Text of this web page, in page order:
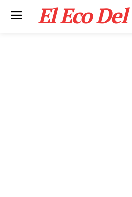
El Eco